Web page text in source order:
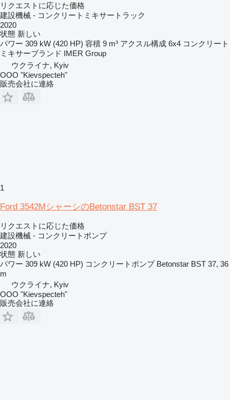
リクエストに応じた価格
建設機械 - コンクリートミキサートラック
2020
状態 新しい
パワー 309 kW (420 HP) 容積 9 m³ アクスル構成 6x4 コンクリート
ミキサーブランド IMER Group
ウクライナ, Kyiv
OOO "Kievspecteh"
販売会社に連絡
1
Ford 3542MシャーシのBetonstar BST 37
リクエストに応じた価格
建設機械 - コンクリートポンプ
2020
状態 新しい
パワー 309 kW (420 HP) コンクリートポンプ Betonstar BST 37, 36
m
ウクライナ, Kyiv
OOO "Kievspecteh"
販売会社に連絡